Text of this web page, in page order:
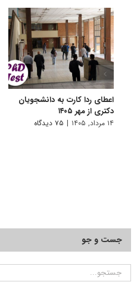
اعطای ردا کارت به دانشجویان
دکتری از مهر ۱۴۰۵
۱۴ مرداد, ۱۴۰۵ | ۷۵ دیدگاه
جست و جو
جستجو